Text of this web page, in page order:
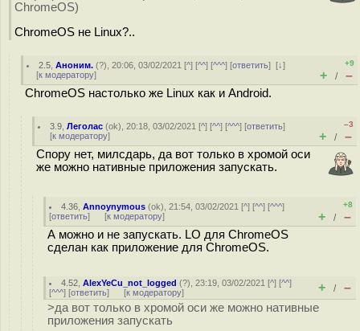
ChromeOS)
ChromeOS не Linux?..
2.5 ,Аноним. (?), 20:06, 03/02/2021 [^] [^^] [^^^] [ответить][↓]
[к модератору]
+9
+ / –
ChromeOS настолько же Linux как и Android.
3.9 ,Леголас (ok), 20:18, 03/02/2021 [^] [^^] [^^^] [ответить]
[к модератору]
–3
+ / –
Спору нет, милсдарь, да вот только в хромой оси
же можно нативные приложения запускать.
4.36 ,Annoynymous (ok), 21:54, 03/02/2021 [^] [^^] [^^^]
[ответить] [к модератору]
+8
+ / –
А можно и не запускать. LO для ChromeOS
сделан как приложение для ChromeOS.
4.52 ,AlexYeCu_not_logged (?), 23:19, 03/02/2021 [^] [^^]
[^^^] [ответить] [к модератору] + / –
>да вот только в хромой оси же можно нативные
приложения запускать